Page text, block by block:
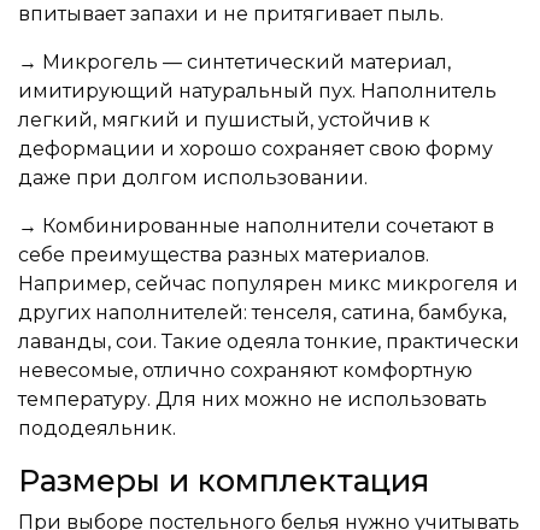
впитывает запахи и не притягивает пыль.
→ Микрогель — синтетический материал,
имитирующий натуральный пух. Наполнитель
легкий, мягкий и пушистый, устойчив к
деформации и хорошо сохраняет свою форму
даже при долгом использовании.
→ Комбинированные наполнители сочетают в
себе преимущества разных материалов.
Например, сейчас популярен микс микрогеля и
других наполнителей: тенселя, сатина, бамбука,
лаванды, сои. Такие одеяла тонкие, практически
невесомые, отлично сохраняют комфортную
температуру. Для них можно не использовать
пододеяльник.
Размеры и комплектация
При выборе постельного белья нужно учитывать